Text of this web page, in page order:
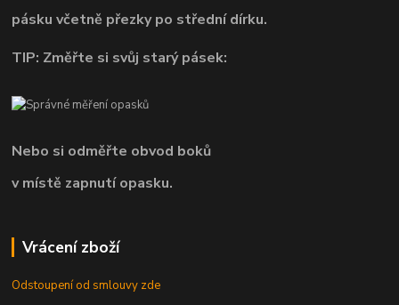
pásku včetně přezky po střední dírku.
TIP: Změřte si svůj starý pásek:
Nebo si odměřte obvod boků
v místě zapnutí opasku.
Vrácení zboží
Odstoupení od smlouvy zde